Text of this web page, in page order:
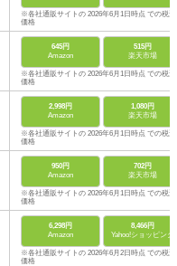
※各社通販サイトの 2026年6月1日時点 での税込
価格
645円
Amazon
515円
楽天市場
※各社通販サイトの 2026年6月1日時点 での税込
価格
2,998円
Amazon
1,080円
楽天市場
※各社通販サイトの 2026年6月1日時点 での税込
価格
950円
Amazon
702円
楽天市場
※各社通販サイトの 2026年6月1日時点 での税込
価格
6,298円
Amazon
8,466円
Yahoo!ショッピング
※各社通販サイトの 2026年6月2日時点 での税込
価格